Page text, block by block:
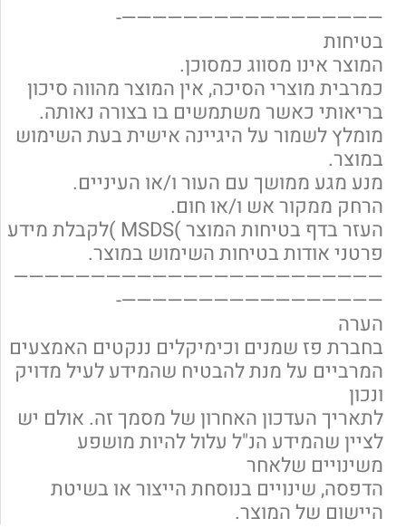
—————————————————-
בטיחות
המוצר אינו מסווג כמסוכן.
כמרבית מוצרי הסיכה, אין המוצר מהווה סיכון
בריאותי כאשר משתמשים בו בצורה נאותה.
מומלץ לשמור על היגיינה אישית בעת השימוש
במוצר.
מנע מגע ממושך עם העור ו/או העיניים.
הרחק ממקור אש ו/או חום.
העזר בדף בטיחות המוצר )MSDS )לקבלת מידע
פרטני אודות בטיחות השימוש במוצר.
————————————————————————
—————————————————-
הערה
בחברת פז שמנים וכימיקלים ננקטים האמצעים
המרביים על מנת להבטיח שהמידע לעיל מדויק
ונכון
לתאריך העדכון האחרון של מסמך זה. אולם יש
לציין שהמידע הנ"ל עלול להיות מושפע
משינויים שלאחר
הדפסה, שינויים בנוסחת הייצור או בשיטת
היישום של המוצר.